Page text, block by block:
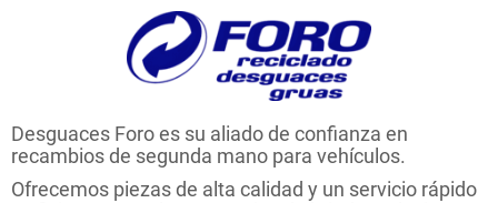
Desguaces Foro es su aliado de confianza en
recambios de segunda mano para vehículos.
Ofrecemos piezas de alta calidad y un servicio rápido